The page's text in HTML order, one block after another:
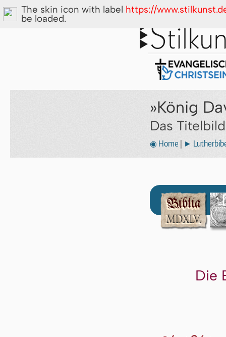
»König
Das
◉ Home ►
Die
The skin icon with label https://
be loaded.